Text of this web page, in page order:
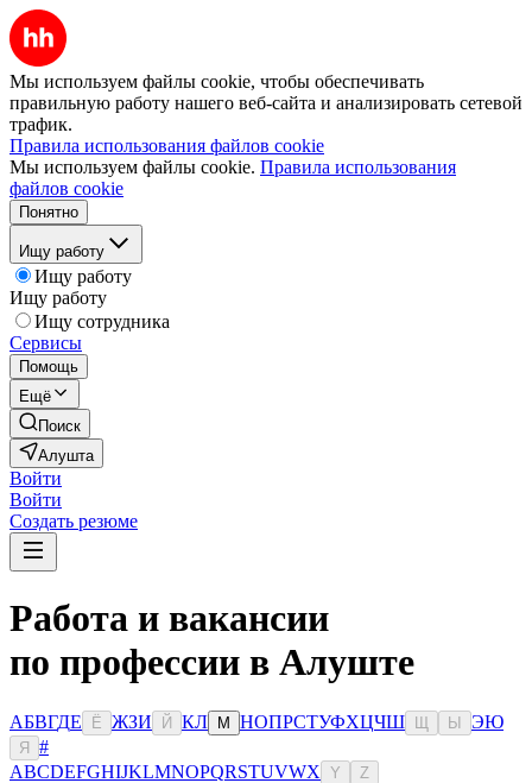
Мы используем файлы cookie, чтобы обеспечивать
правильную работу нашего веб-сайта и анализировать сетевой
трафик.
Правила использования файлов cookie
Мы используем файлы cookie. Правила использования
файлов cookie
Понятно
Ищу работу
Ищу работу
Ищу работу
Ищу сотрудника
Сервисы
Помощь
Ещё
Поиск
Алушта
Войти
Войти
Создать резюме
Работа и вакансии
по профессии в Алуште
АБВГДЕ Ё ЖЗИ Й КЛ М НОПРСТУФХЦЧШ Ы ЭЮ
Я
#
ABCDEFGHIJKLMNOPQRSTUVWX Y Z